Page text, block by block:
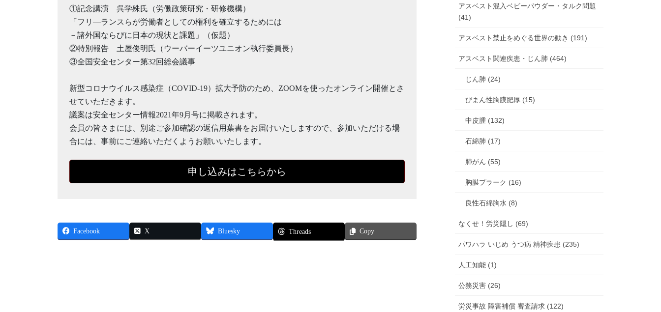
①記念講演 呉学殊氏（労働政策研究・研修機構）
「フリ―ランスらが労働者としての権利を確立するためには
－諸外国ならびに日本の現状と課題」（仮題）
②特別報告 土屋俊明氏（ウーバーイーツユニオン執行委員長）
③全国安全センター第32回総会議事
新型コロナウイルス感染症（COVID-19）拡大予防のため、ZOOMを使ったオンライン開催とさ
せていただきます。
議案は安全センター情報2021年9月号に掲載されます。
会員の皆さまには、別途ご参加確認の返信用葉書をお届けいたしますので、参加いただける場
合には、事前にご連絡いただくようお願いいたします。
申し込みはこちらから
Facebook X Bluesky Threads Copy
アスベスト混入ベビーパウダー・タルク問題
(41)
アスベスト禁止をめぐる世界の動き (191)
アスベスト関連疾患・じん肺 (464)
じん肺 (24)
びまん性胸膜肥厚 (15)
中皮腫 (132)
石綿肺 (17)
肺がん (55)
胸膜プラーク (16)
良性石綿胸水 (8)
なくせ！労災隠し (69)
パワハラ いじめ うつ病 精神疾患 (235)
人工知能 (1)
公務災害 (26)
労災事故 障害補償 審査請求 (122)